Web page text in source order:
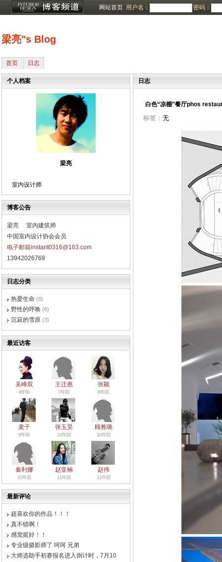
网站首页 用户名： 密码：
梁亮"s Blog
首页 日志
个人档案
梁亮
室内设计师
博客公告
梁亮 室内建筑师
中国室内设计协会会员
电子邮箱instant0316@163.com
13942026769
日志分类
热爱生命 (8)
野性的呼唤 (6)
沉寂的雪原 (3)
最近访客
吴峰双
4年前
王迁惠
7年前
张颖
8年前
麦子
9年前
张玉昊
10年前
顾雅璐
10年前
秦利娜
10年前
赵亚楠
11年前
赵伟
11年前
最新评论
超喜欢你的作品！！！
真不错啊！
感觉挺好！！
专业级摄影师了 呵呵 兄弟
大师选助手初赛报名进入倒计时，7月10
日志
白色“凉棚”餐厅phos
标签： 无